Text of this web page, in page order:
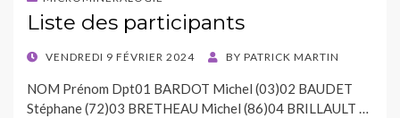
Liste des participants
POSTED
VENDREDI 9 FÉVRIER 2024 BY PATRICK MARTIN
NOM Prénom Dpt01 BARDOT Michel (03)02 BAUDET
Stéphane (72)03 BRETHEAU Michel (86)04 BRILLAULT …